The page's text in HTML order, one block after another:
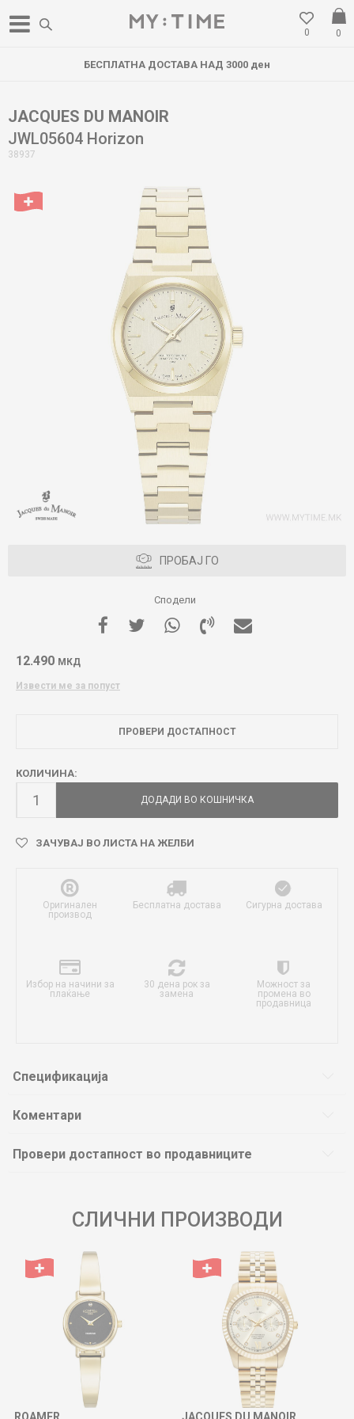
0
0
БЕСПЛАТНА ДОСТАВА НАД 3000 ден
JACQUES DU MANOIR
JWL05604 Horizon
38937
ПРОБАЈ ГО
Сподели
12.490 МКД
Извести ме за попуст
ПРОВЕРИ ДОСТАПНОСТ
КОЛИЧИНА:
ДОДАДИ ВО КОШНИЧКА
ЗАЧУВАЈ ВО ЛИСТА НА ЖЕЛБИ
Оригинален
производ
Бесплатна достава Сигурна достава
Избор на начини за
плаќање
30 дена рок за
замена
Можност за
промена во
продавница
Спецификација
Коментари
Провери достапност во продавниците
СЛИЧНИ ПРОИЗВОДИ